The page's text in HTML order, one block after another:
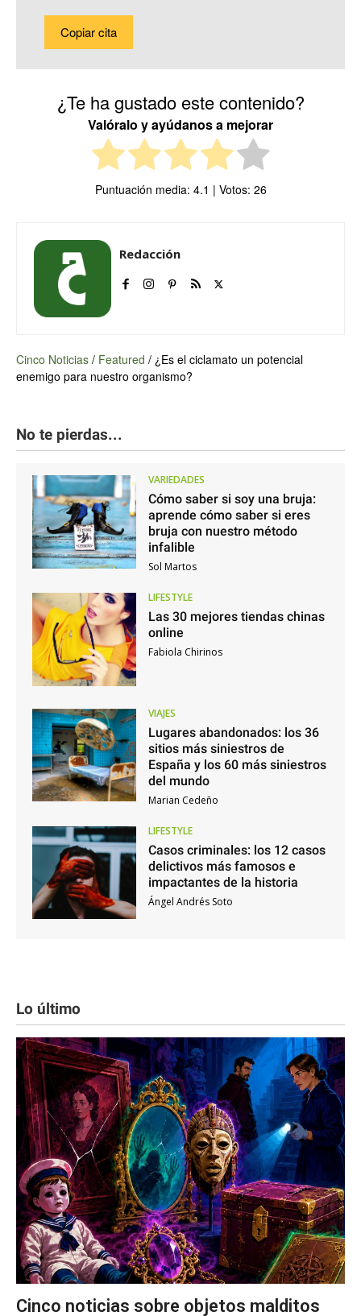
Copiar cita
¿Te ha gustado este contenido?
Valóralo y ayúdanos a mejorar
Puntuación media: 4.1 | Votos: 26
Redacción
Cinco Noticias / Featured / ¿Es el ciclamato un potencial
enemigo para nuestro organismo?
No te pierdas...
VARIEDADES
Cómo saber si soy una bruja:
aprende cómo saber si eres
bruja con nuestro método
infalible
Sol Martos
LIFESTYLE
Las 30 mejores tiendas chinas
online
Fabiola Chirinos
VIAJES
Lugares abandonados: los 36
sitios más siniestros de
España y los 60 más siniestros
del mundo
Marian Cedeño
LIFESTYLE
Casos criminales: los 12 casos
delictivos más famosos e
impactantes de la historia
Ángel Andrés Soto
Lo último
Cinco noticias sobre objetos malditos